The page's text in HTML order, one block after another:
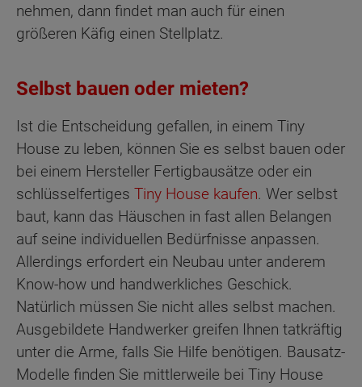
nehmen, dann findet man auch für einen
größeren Käfig einen Stellplatz.
Selbst bauen oder mieten?
Ist die Entscheidung gefallen, in einem Tiny
House zu leben, können Sie es selbst bauen oder
bei einem Hersteller Fertigbausätze oder ein
schlüsselfertiges Tiny House kaufen. Wer selbst
baut, kann das Häuschen in fast allen Belangen
auf seine individuellen Bedürfnisse anpassen.
Allerdings erfordert ein Neubau unter anderem
Know-how und handwerkliches Geschick.
Natürlich müssen Sie nicht alles selbst machen.
Ausgebildete Handwerker greifen Ihnen tatkräftig
unter die Arme, falls Sie Hilfe benötigen. Bausatz-
Modelle finden Sie mittlerweile bei Tiny House